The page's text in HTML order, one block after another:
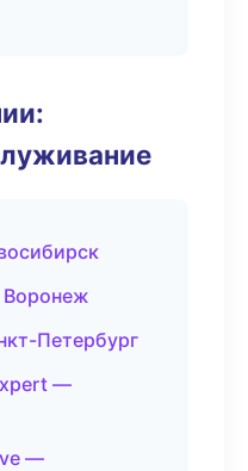
Петербург
—
—